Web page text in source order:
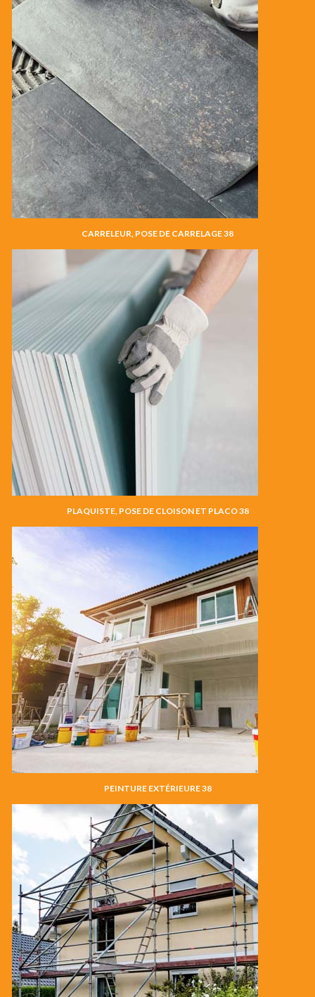
CARRELEUR, POSE DE CARRELAGE 38
PLAQUISTE, POSE DE CLOISON ET PLACO 38
PEINTURE EXTÉRIEURE 38